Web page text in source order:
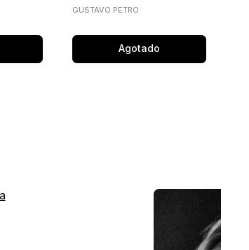
GUSTAVO PETRO
Agotado